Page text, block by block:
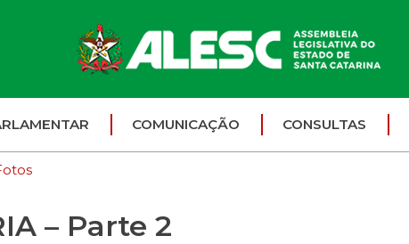
COMUNICAÇÃO CONSULTAS
– Parte 2